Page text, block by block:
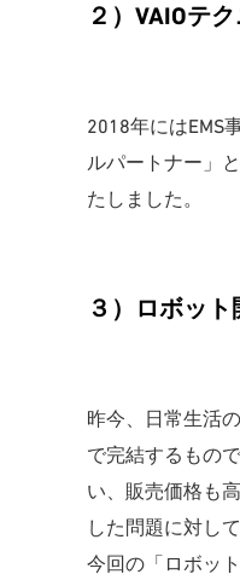
２）VAIOテ
2018年にはEMS
ルパートナー」
たしました。
３）ロボッ
昨今、日常生活
で完結するもの
い、販売価格も
した問題に対し
今回の「ロボッ